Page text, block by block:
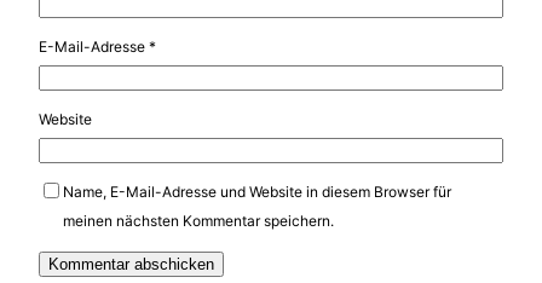
E-Mail-Adresse *
Website
Name, E-Mail-Adresse und Website in diesem Browser für
meinen nächsten Kommentar speichern.